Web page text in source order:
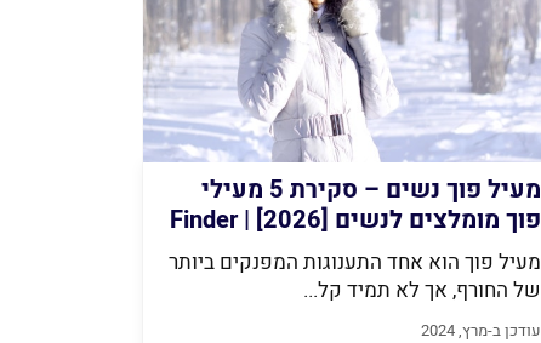
מעיל פוך נשים – סקירת 5 מעילי
פוך מומלצים לנשים [2026] | Finder
– קונים חכם
מעיל פוך הוא אחד התענוגות המפנקים ביותר
של החורף, אך לא תמיד קל...
עודכן ב-מרץ, 2024